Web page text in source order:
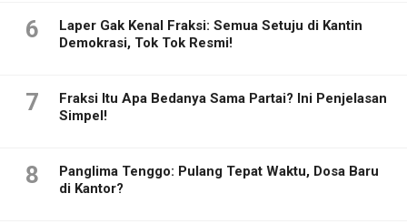
6
Laper Gak Kenal Fraksi: Semua Setuju di Kantin
Demokrasi, Tok Tok Resmi!
7
Fraksi Itu Apa Bedanya Sama Partai? Ini Penjelasan
Simpel!
8
Panglima Tenggo: Pulang Tepat Waktu, Dosa Baru
di Kantor?